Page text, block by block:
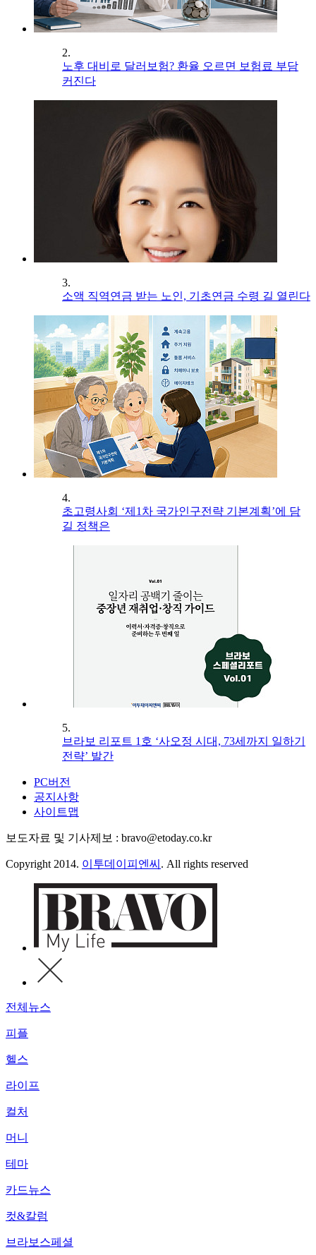
2.
노후 대비로 달러보험? 환율 오르면 보험료 부담
커진다
3.
소액 직역연금 받는 노인, 기초연금 수령 길 열린다
4.
초고령사회 ‘제1차 국가인구전략 기본계획’에 담
길 정책은
5.
브라보 리포트 1호 ‘사오정 시대, 73세까지 일하기
전략’ 발간
PC버전
공지사항
사이트맵
보도자료 및 기사제보 : bravo@etoday.co.kr
Copyright 2014. 이투데이피엔씨 . All rights reserved
전체뉴스
피플
헬스
라이프
컬처
머니
테마
카드뉴스
컷&칼럼
브라보스페셜